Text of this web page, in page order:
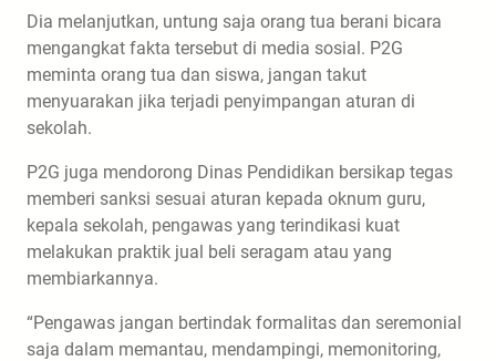
Dia melanjutkan, untung saja orang tua berani bicara
mengangkat fakta tersebut di media sosial. P2G
meminta orang tua dan siswa, jangan takut
menyuarakan jika terjadi penyimpangan aturan di
sekolah.
P2G juga mendorong Dinas Pendidikan bersikap tegas
memberi sanksi sesuai aturan kepada oknum guru,
kepala sekolah, pengawas yang terindikasi kuat
melakukan praktik jual beli seragam atau yang
membiarkannya.
“Pengawas jangan bertindak formalitas dan seremonial
saja dalam memantau, mendampingi, memonitoring,